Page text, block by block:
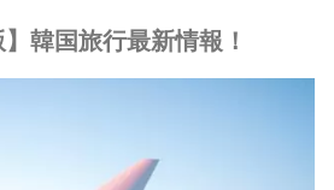
】韓国旅行最新情報！